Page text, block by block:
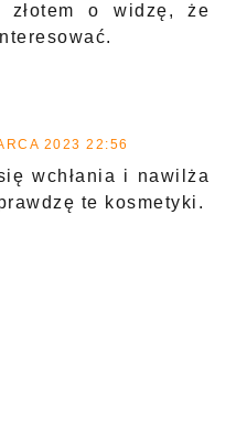
złotem o widzę, że
2023 22:56
wchłania i nawilża
te kosmetyki.